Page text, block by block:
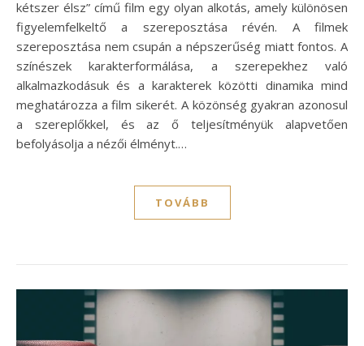
kétszer élsz” című film egy olyan alkotás, amely különösen
figyelemfelkeltő a szereposztása révén. A filmek
szereposztása nem csupán a népszerűség miatt fontos. A
színészek karakterformálása, a szerepekhez való
alkalmazkodásuk és a karakterek közötti dinamika mind
meghatározza a film sikerét. A közönség gyakran azonosul
a szereplőkkel, és az ő teljesítményük alapvetően
befolyásolja a nézői élményt.…
TOVÁBB